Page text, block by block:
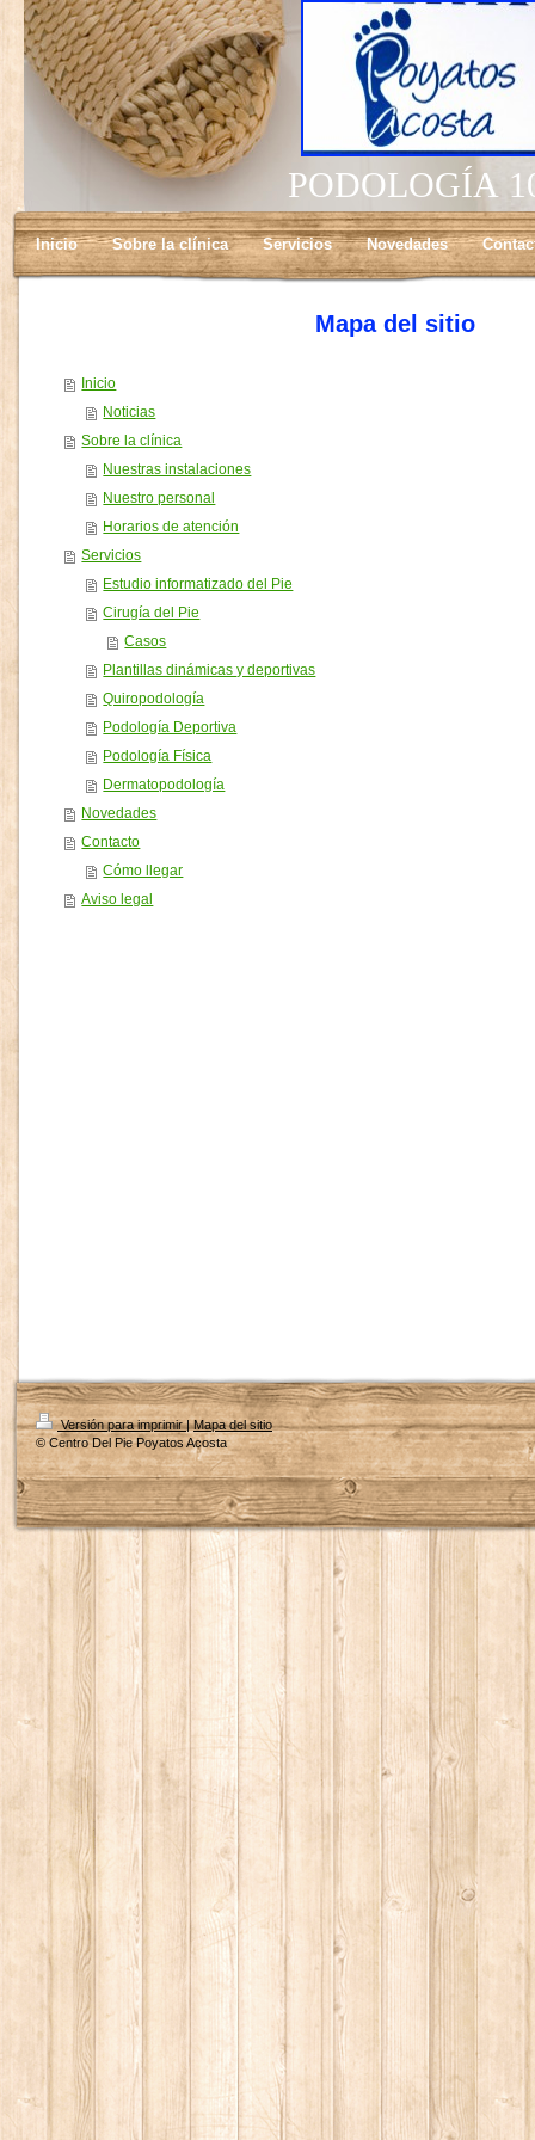
PODOLOGÍA
Inicio Sobre la clínica Servicios Novedades
Mapa del sitio
Inicio
Noticias
Sobre la clínica
Nuestras instalaciones
Nuestro personal
Horarios de atención
Servicios
Estudio informatizado del Pie
Cirugía del Pie
Casos
Plantillas dinámicas y deportivas
Quiropodología
Podología Deportiva
Podología Física
Dermatopodología
Novedades
Contacto
Cómo llegar
Aviso legal
Versión para imprimir| Mapa del sitio
© Centro Del Pie Poyatos Acosta